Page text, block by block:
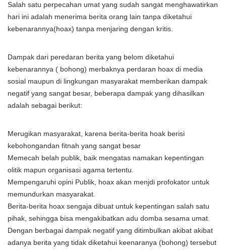
Salah satu perpecahan umat yang sudah sangat menghawatirkan
hari ini adalah menerima berita orang lain tanpa diketahui
kebenarannya(hoax) tanpa menjaring dengan kritis.
Dampak dari peredaran berita yang belom diketahui
kebenarannya ( bohong) merbaknya perdaran hoax di media
sosial maupun di lingkungan masyarakat memberikan dampak
negatif yang sangat besar, beberapa dampak yang dihasilkan
adalah sebagai berikut:
Merugikan masyarakat, karena berita-berita hoak berisi
kebohongandan fitnah yang sangat besar
Memecah belah publik, baik mengatas namakan kepentingan
olitik mapun organisasi agama tertentu.
Mempengaruhi opini Publik, hoax akan menjdi profokator untuk
memundurkan masyarakat.
Berita-berita hoax sengaja dibuat untuk kepentingan salah satu
pihak, sehingga bisa mengakibatkan adu domba sesama umat.
Dengan berbagai dampak negatif yang ditimbulkan akibat akibat
adanya berita yang tidak diketahui keenaranya (bohong) tersebut